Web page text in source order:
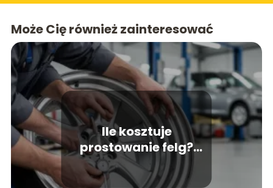
Może Cię również zainteresować
Ile kosztuje
prostowanie felg?
Cennik i kluczowe
czynniki